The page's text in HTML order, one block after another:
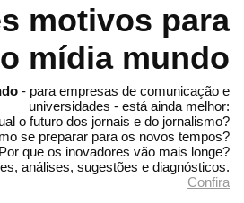
motivos para
mídia mundo
- para empresas de comunicação e
universidades - está ainda melhor:
o futuro dos jornais e do jornalismo?
se preparar para os novos tempos?
que os inovadores vão mais longe?
análises, sugestões e diagnósticos.
Confira